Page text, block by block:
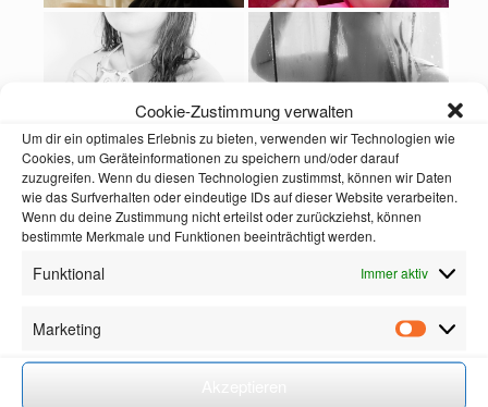
Cookie-Zustimmung verwalten
Um dir ein optimales Erlebnis zu bieten, verwenden wir Technologien wie
Cookies, um Geräteinformationen zu speichern und/oder darauf
zuzugreifen. Wenn du diesen Technologien zustimmst, können wir Daten
wie das Surfverhalten oder eindeutige IDs auf dieser Website verarbeiten.
Wenn du deine Zustimmung nicht erteilst oder zurückziehst, können
bestimmte Merkmale und Funktionen beeinträchtigt werden.
Funktional Immer aktiv
Marketing Marketing